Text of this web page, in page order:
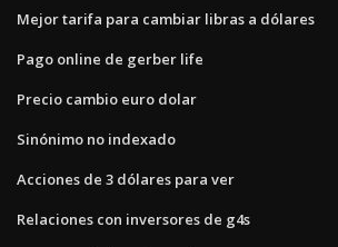
Mejor tarifa para cambiar libras a dólares
Pago online de gerber life
Precio cambio euro dolar
Sinónimo no indexado
Acciones de 3 dólares para ver
Relaciones con inversores de g4s